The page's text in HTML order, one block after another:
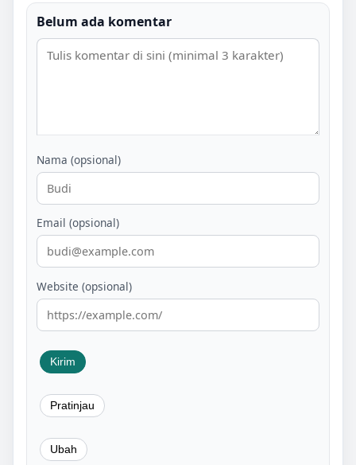
Belum ada komentar
Nama (opsional)
Email (opsional)
Website (opsional)